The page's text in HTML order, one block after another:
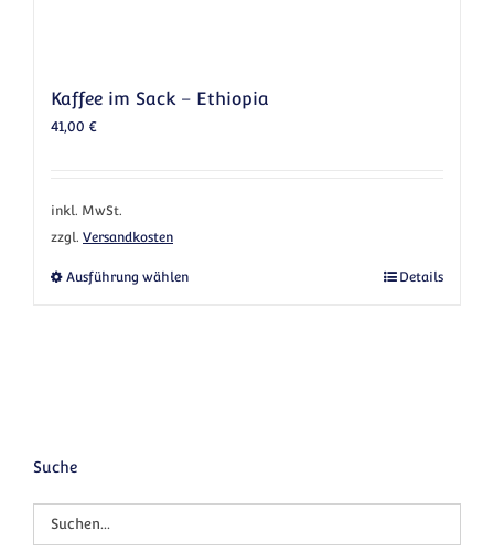
Kaffee im Sack – Ethiopia
41,00 €
inkl. MwSt.
zzgl. Versandkosten
Ausführung wählenDieses Produkt weist mehrere Varianten
Details
Suche